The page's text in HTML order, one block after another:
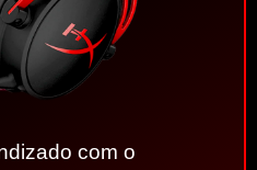
com o